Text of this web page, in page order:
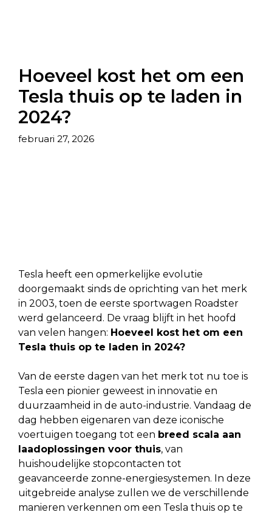
Hoeveel kost het om een
Tesla thuis op te laden in
2024?
februari 27, 2026
Tesla heeft een opmerkelijke evolutie
doorgemaakt sinds de oprichting van het merk
in 2003, toen de eerste sportwagen Roadster
werd gelanceerd. De vraag blijft in het hoofd
van velen hangen: Hoeveel kost het om een
Tesla thuis op te laden in 2024?
Van de eerste dagen van het merk tot nu toe is
Tesla een pionier geweest in innovatie en
duurzaamheid in de auto-industrie. Vandaag de
dag hebben eigenaren van deze iconische
voertuigen toegang tot een breed scala aan
laadoplossingen voor thuis, van
huishoudelijke stopcontacten tot
geavanceerde zonne-energiesystemen. In deze
uitgebreide analyse zullen we de verschillende
manieren verkennen om een Tesla thuis op te